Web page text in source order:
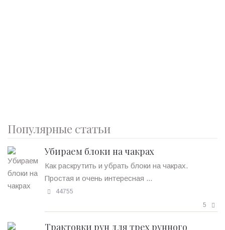
Популярные статьи
Убираем блоки на чакрах
Как раскрутить и убрать блоки на чакрах.
Простая и очень интересная ...
44755
5
Трактовки рун для трех рунного